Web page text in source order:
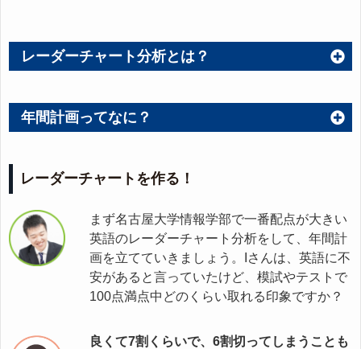
レーダーチャート分析とは？
年間計画ってなに？
レーダーチャートを作る！
まず名古屋大学情報学部で一番配点が大きい
英語のレーダーチャート分析をして、年間計
画を立てていきましょう。Iさんは、英語に不
安があると言っていたけど、模試やテストで
100点満点中どのくらい取れる印象ですか？
良くて7割くらいで、6割切ってしまうことも